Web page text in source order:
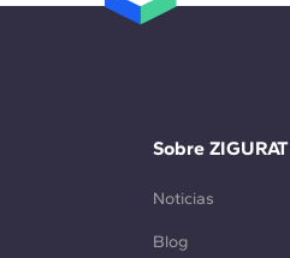
Sobre ZIGURAT
Noticias
Blog